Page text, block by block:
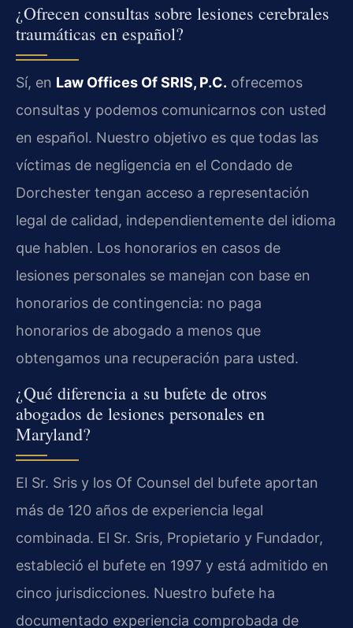
¿Ofrecen consultas sobre lesiones cerebrales
traumáticas en español?
Sí, en Law Offices Of SRIS, P.C. ofrecemos
consultas y podemos comunicarnos con usted
en español. Nuestro objetivo es que todas las
víctimas de negligencia en el Condado de
Dorchester tengan acceso a representación
legal de calidad, independientemente del idioma
que hablen. Los honorarios en casos de
lesiones personales se manejan con base en
honorarios de contingencia: no paga
honorarios de abogado a menos que
obtengamos una recuperación para usted.
¿Qué diferencia a su bufete de otros
abogados de lesiones personales en
Maryland?
El Sr. Sris y los Of Counsel del bufete aportan
más de 120 años de experiencia legal
combinada. El Sr. Sris, Propietario y Fundador,
estableció el bufete en 1997 y está admitido en
cinco jurisdicciones. Nuestro bufete ha
documentado experiencia comprobada de